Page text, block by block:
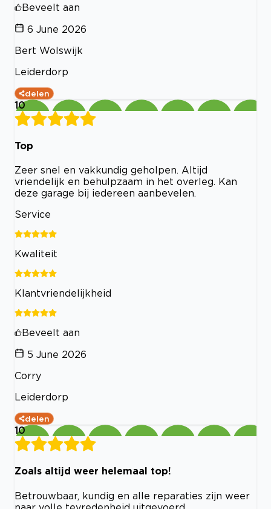
Beveelt aan
6 June 2026
Bert Wolswijk
Leiderdorp
delen
10
Top
Zeer snel en vakkundig geholpen. Altijd
vriendelijk en behulpzaam in het overleg. Kan
deze garage bij iedereen aanbevelen.
Service
Kwaliteit
Klantvriendelijkheid
Beveelt aan
5 June 2026
Corry
Leiderdorp
delen
10
Zoals altijd weer helemaal top!
Betrouwbaar, kundig en alle reparaties zijn weer